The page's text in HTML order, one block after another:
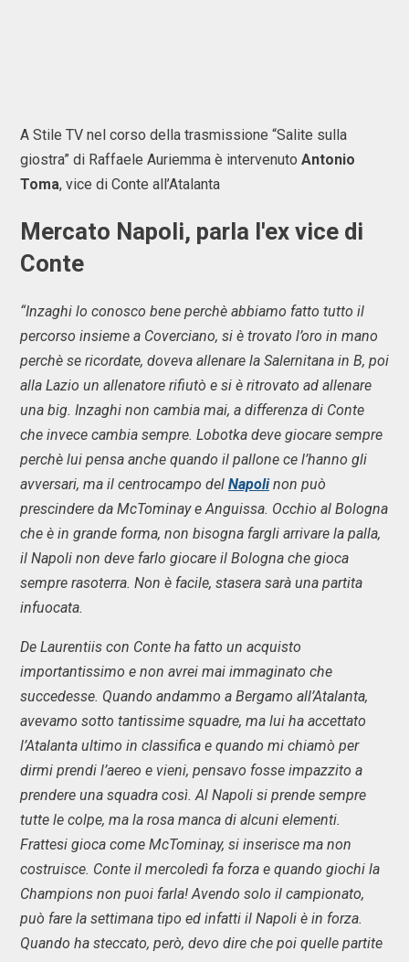
A Stile TV nel corso della trasmissione “Salite sulla
giostra” di Raffaele Auriemma è intervenuto Antonio
Toma, vice di Conte all’Atalanta
Mercato Napoli, parla l'ex vice di
Conte
“Inzaghi lo conosco bene perchè abbiamo fatto tutto il
percorso insieme a Coverciano, si è trovato l’oro in mano
perchè se ricordate, doveva allenare la Salernitana in B, poi
alla Lazio un allenatore rifiutò e si è ritrovato ad allenare
una big. Inzaghi non cambia mai, a differenza di Conte
che invece cambia sempre. Lobotka deve giocare sempre
perchè lui pensa anche quando il pallone ce l’hanno gli
avversari, ma il centrocampo del Napolinon può
prescindere da McTominay e Anguissa. Occhio al Bologna
che è in grande forma, non bisogna fargli arrivare la palla,
il Napoli non deve farlo giocare il Bologna che gioca
sempre rasoterra. Non è facile, stasera sarà una partita
infuocata.
De Laurentiis con Conte ha fatto un acquisto
importantissimo e non avrei mai immaginato che
succedesse. Quando andammo a Bergamo all’Atalanta,
avevamo sotto tantissime squadre, ma lui ha accettato
l’Atalanta ultimo in classifica e quando mi chiamò per
dirmi prendi l’aereo e vieni, pensavo fosse impazzito a
prendere una squadra così. Al Napoli si prende sempre
tutte le colpe, ma la rosa manca di alcuni elementi.
Frattesi gioca come McTominay, si inserisce ma non
costruisce. Conte il mercoledì fa forza e quando giochi la
Champions non puoi farla! Avendo solo il campionato,
può fare la settimana tipo ed infatti il Napoli è in forza.
Quando ha steccato, però, devo dire che poi quelle partite